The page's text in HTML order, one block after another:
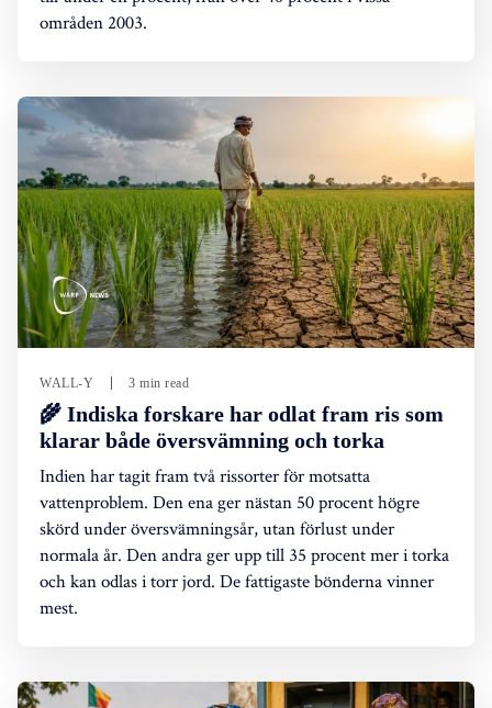
områden 2003.
WALL-Y 3 min read
🌾 Indiska forskare har odlat fram ris som
klarar både översvämning och torka
Indien har tagit fram två rissorter för motsatta
vattenproblem. Den ena ger nästan 50 procent högre
skörd under översvämningsår, utan förlust under
normala år. Den andra ger upp till 35 procent mer i torka
och kan odlas i torr jord. De fattigaste bönderna vinner
mest.